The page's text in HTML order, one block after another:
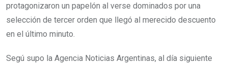
protagonizaron un papelón al verse dominados por una
selección de tercer orden que llegó al merecido descuento
en el último minuto.
Segú supo la Agencia Noticias Argentinas, al día siguiente